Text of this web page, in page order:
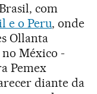
com
e o Peru, onde
Ollanta
México -
Pemex
diante da